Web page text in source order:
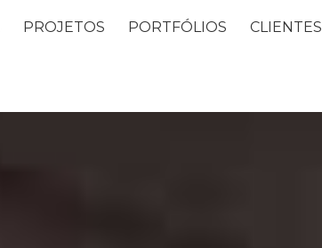
PROJETOS PORTFÓLIOS CLIENTES